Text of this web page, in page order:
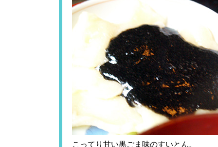
こってり甘い黒ごま味のすいとん。